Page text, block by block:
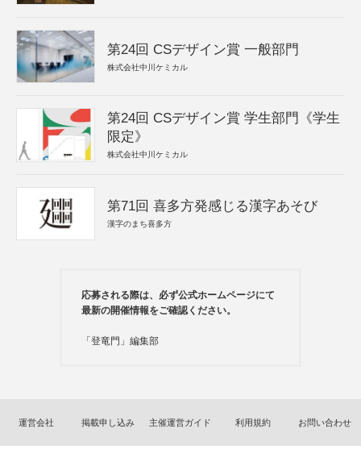
第24回 CSデザイン賞 一般部門
株式会社中川ケミカル
第24回 CSデザイン賞 学生部門《学生
限定》
株式会社中川ケミカル
第71回 喜多方発感じる漢字あそび
漢字のまち喜多方
応募される際は、必ず公式ホームページにて
最新の開催情報をご確認ください。
「登竜門」編集部
運営会社 掲載申し込み 主催運営ガイド 利用規約 お問い合わせ